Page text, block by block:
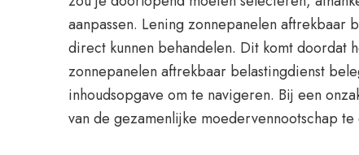
aanpassen. Lening zonnepanelen
direct kunnen behandelen. Dit komt doordat
zonnepanelen aftrekbaar belastingdienst
inhoudsopgave om te navigeren. Bij een
van de gezamenlijke moedervennootschap